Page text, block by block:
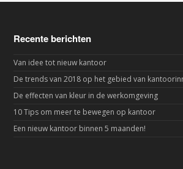
Recente berichten
Van idee tot nieuw kantoor
De trends van 2018 op het gebied van
De effecten van kleur in de werkomgeving
10 Tips om meer te bewegen op kantoor
Een nieuw kantoor binnen 5 maanden!